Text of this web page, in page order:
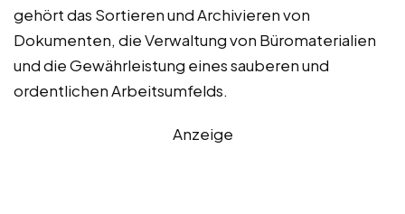
gehört das Sortieren und Archivieren von
Dokumenten, die Verwaltung von Büromaterialien
und die Gewährleistung eines sauberen und
ordentlichen Arbeitsumfelds.
Anzeige